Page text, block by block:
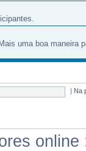
uma boa maneira
Na